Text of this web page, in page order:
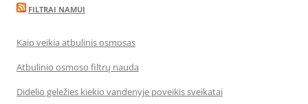
FILTRAI NAMUI
Kaip veikia atbulinis osmosas
Atbulinio osmoso filtrų nauda
Didelio geležies kiekio vandenyje poveikis sveikatai